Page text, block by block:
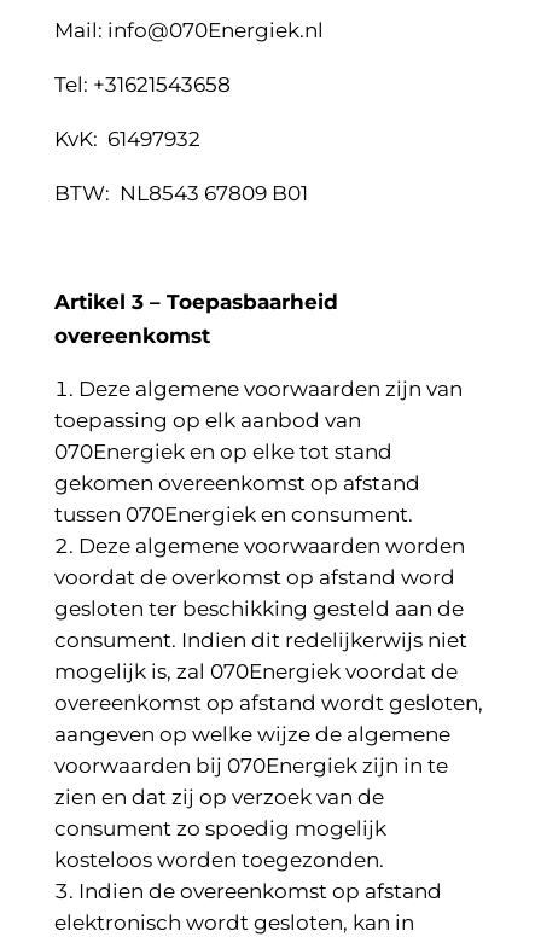
Mail: info@070Energiek.nl
Tel: +31621543658
KvK: 61497932
BTW: NL8543 67809 B01
Artikel 3 – Toepasbaarheid
overeenkomst
Deze algemene voorwaarden zijn van
toepassing op elk aanbod van
070Energiek en op elke tot stand
gekomen overeenkomst op afstand
tussen 070Energiek en consument.
Deze algemene voorwaarden worden
voordat de overkomst op afstand word
gesloten ter beschikking gesteld aan de
consument. Indien dit redelijkerwijs niet
mogelijk is, zal 070Energiek voordat de
overeenkomst op afstand wordt gesloten,
aangeven op welke wijze de algemene
voorwaarden bij 070Energiek zijn in te
zien en dat zij op verzoek van de
consument zo spoedig mogelijk
kosteloos worden toegezonden.
Indien de overeenkomst op afstand
elektronisch wordt gesloten, kan in